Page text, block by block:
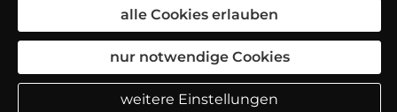
alle Cookies erlauben
nur notwendige Cookies
weitere Einstellungen